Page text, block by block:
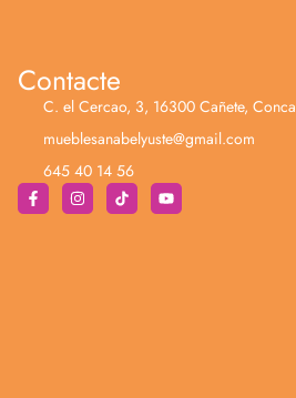
Contacte
C. el Cercao, 3, 16300 Cañete, Conca
mueblesanabelyuste@gmail.com
645 40 14 56